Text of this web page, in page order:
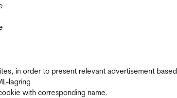
in order to present relevant advertisement
lagring
with corresponding name.